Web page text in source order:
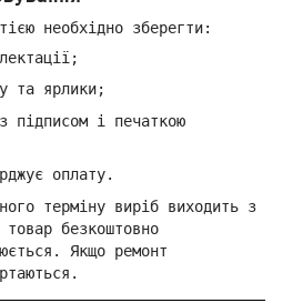
необхідно зберегти:
та ярлики;
підписом і печаткою
оплату.
терміну виріб виходить з
безкоштовно
Якщо ремонт